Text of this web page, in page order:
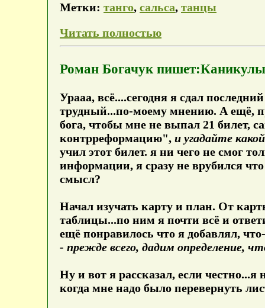
Метки: танго, сальса, танцы
Читать полностью
Роман Богачук
Урааа, всё....сегодня я сдал
трудный...по-моему мнению. А ещё,
бога, чтобы мне не выпал 21
контрреформацию", и угадайте
учил этот билет. я ни чего не смог
информации, я сразу не врубился
смысл?
Начал изучать карту и план. От
таблицы...по ним я почти всё и
ещё понравилось что я добавлял,
- прежде всего, дадим определение,
Ну и вот я рассказал, если
когда мне надо было перевернуть